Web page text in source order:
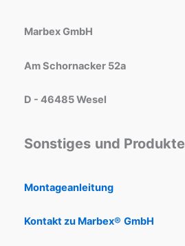
Marbex GmbH
Am Schornacker 52a
D - 46485 Wesel
Sonstiges und Produkte
Montageanleitung
Kontakt zu Marbex® GmbH